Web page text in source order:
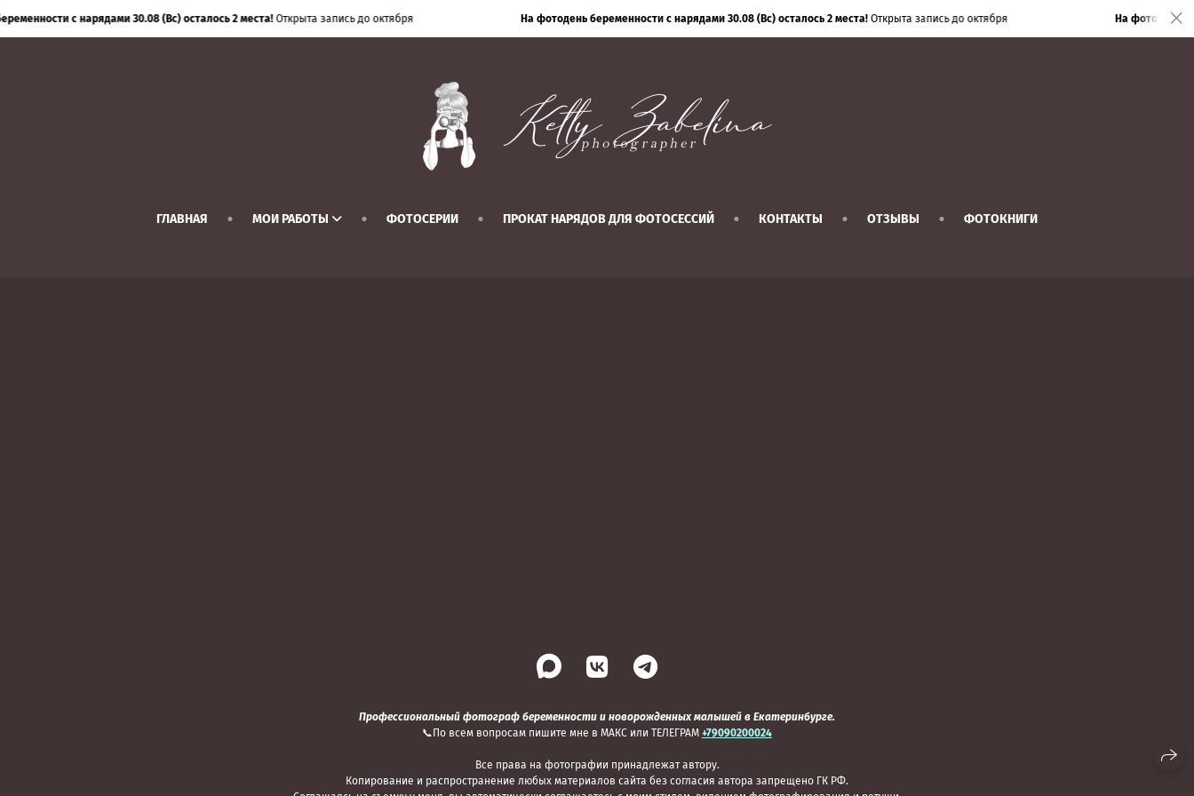
ГЛАВНАЯ МОИ РАБОТЫ ФОТОСЕРИИ ПРОКАТ НАРЯДОВ ДЛЯ ФОТОСЕССИЙ КОНТАКТЫ ОТЗЫВЫ ФОТОКНИГИ
Профессиональный фотограф беременности и новорожденных малышей в Екатеринбурге.
📞По всем вопросам пишите мне в МАКС или ТЕЛЕГРАМ +79090200024
Все права на фотографии принадлежат автору.
Копирование и распространение любых материалов сайта без согласия автора запрещено ГК РФ.
с нарядами 30.08 (Вс) осталось 2 места!Открыта запись до октября На фотодень беременности с нарядами 30.08 (Вс) осталось 2 места!Открыта запись до октября На фотодень